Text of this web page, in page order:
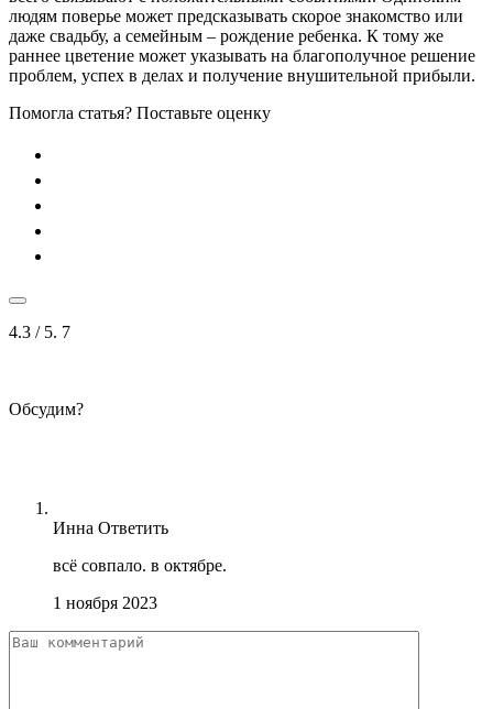
людям поверье может предсказывать скорое знакомство или
даже свадьбу, а семейным – рождение ребенка. К тому же
раннее цветение может указывать на благополучное решение
проблем, успех в делах и получение внушительной прибыли.
Помогла статья? Поставьте оценку
4.3 / 5. 7
Обсудим?
Инна Ответить
всё совпало. в октябре.
1 ноября 2023